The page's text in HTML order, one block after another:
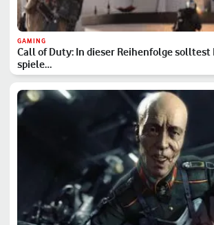
GAMING
Call of Duty: In dieser Reihenfolge solltest
spiele…